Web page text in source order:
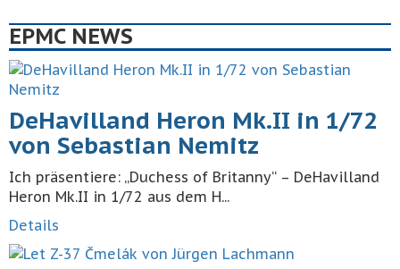
EPMC NEWS
DeHavilland Heron Mk.II in 1/72
von Sebastian Nemitz
Ich präsentiere: „Duchess of Britanny“ – DeHavilland
Heron Mk.II in 1/72 aus dem H...
Details